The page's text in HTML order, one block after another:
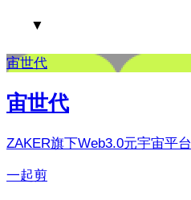
▼
宙世代
宙世代
ZAKER旗下Web3.0元宇宙平台
一起剪